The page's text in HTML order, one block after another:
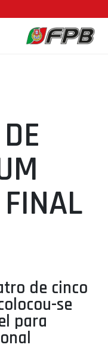
de cinco
se
para